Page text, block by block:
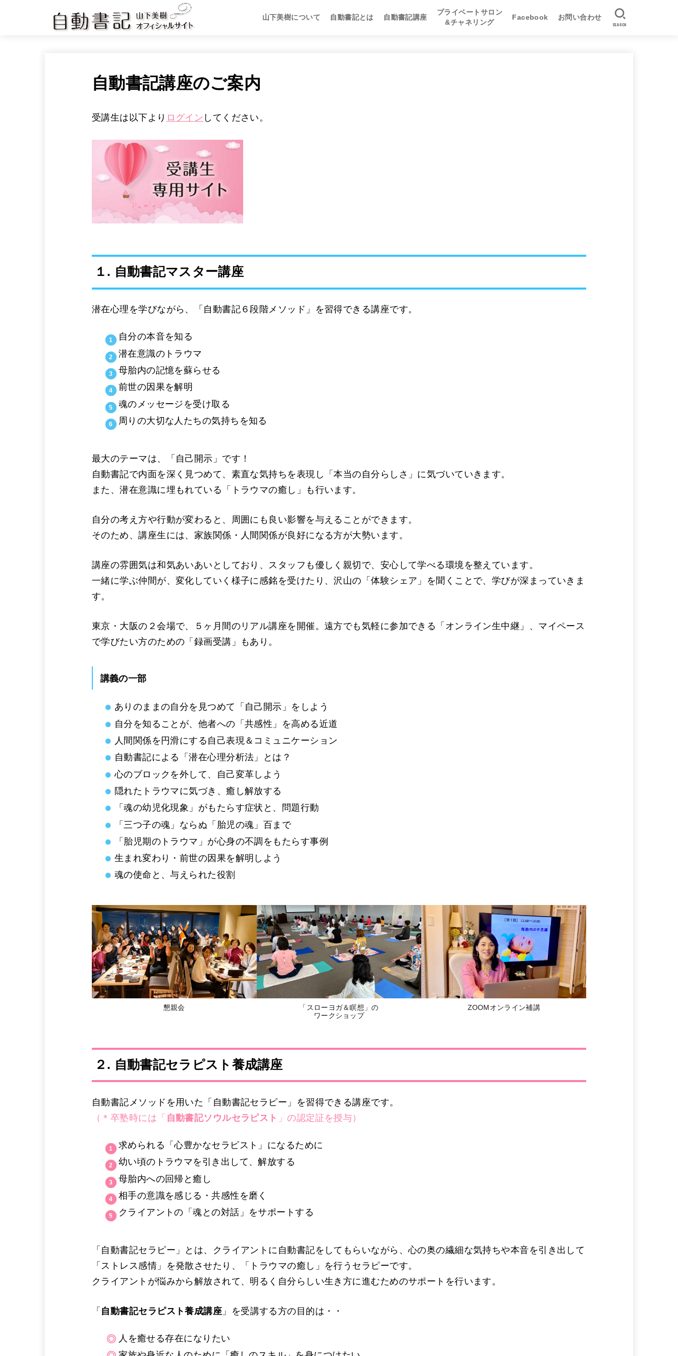
山下美樹について 自動書記とは 自動書記講座
プライベートサロン
&チャネリング
Facebook お問い合わせ
SEARCH
自動書記講座のご案内
受講生は以下より ログイン してください。
１. 自動書記マスター講座
潜在心理を学びながら、「自動書記６段階メソッド」を習得できる講座です。
自分の本音を知る
潜在意識のトラウマ
母胎内の記憶を蘇らせる
前世の因果を解明
魂のメッセージを受け取る
周りの大切な人たちの気持ちを知る
最大のテーマは、「自己開示」です！
自動書記で内面を深く見つめて、素直な気持ちを表現し「本当の自分らしさ」に気づいていきます。
また、潜在意識に埋もれている「トラウマの癒し」も行います。
自分の考え方や行動が変わると、周囲にも良い影響を与えることができます。
そのため、講座生には、家族関係・人間関係が良好になる方が大勢います。
講座の雰囲気は和気あいあいとしており、スタッフも優しく親切で、安心して学べる環境を整えています。
一緒に学ぶ仲間が、変化していく様子に感銘を受けたり、沢山の「体験シェア」を聞くことで、学びが深まっていきま
す。
東京・大阪の２会場で、５ヶ月間のリアル講座を開催。遠方でも気軽に参加できる「オンライン生中継」、マイペース
で学びたい方のための「録画受講」もあり。
講義の一部
ありのままの自分を見つめて「自己開示」をしよう
自分を知ることが、他者への「共感性」を高める近道
人間関係を円滑にする自己表現＆コミュニケーション
自動書記による「潜在心理分析法」とは？
心のブロックを外して、自己変革しよう
隠れたトラウマに気づき、癒し解放する
「魂の幼児化現象」がもたらす症状と、問題行動
「三つ子の魂」ならぬ「胎児の魂」百まで
「胎児期のトラウマ」が心身の不調をもたらす事例
生まれ変わり・前世の因果を解明しよう
魂の使命と、与えられた役割
懇親会
「スローヨガ＆瞑想」の
ワークショップ
ZOOMオンライン補講
２. 自動書記セラピスト養成講座
自動書記メソッドを用いた「自動書記セラピー」を習得できる講座です。
（＊卒塾時には「 自動書記ソウルセラピスト 」の認定証を授与）
求められる「心豊かなセラピスト」になるために
幼い頃のトラウマを引き出して、解放する
母胎内への回帰と癒し
相手の意識を感じる・共感性を磨く
クライアントの「魂との対話」をサポートする
「自動書記セラピー」とは、クライアントに自動書記をしてもらいながら、心の奥の繊細な気持ちや本音を引き出して
「ストレス感情」を発散させたり、「トラウマの癒し」を行うセラピーです。
クライアントが悩みから解放されて、明るく自分らしい生き方に進むためのサポートを行います。
「 自動書記セラピスト養成講座 」を受講する方の目的は・・
人を癒せる存在になりたい